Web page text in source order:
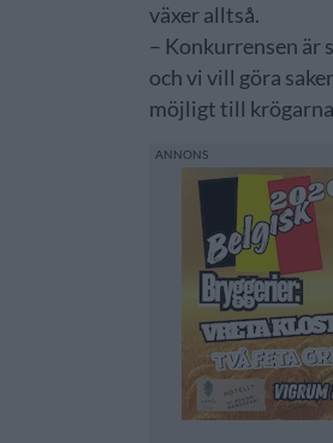
växer alltså.
– Konkurrensen är
och vi vill göra
möjligt till